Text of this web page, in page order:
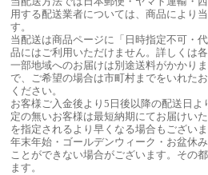
用する配送業者については、商品により
す。
当配送は商品ページに「日時指定不可・
品にはご利用いただけません。詳しくは
一部地域へのお届けは別途送料がかかり
で、ご希望の場合は市町村までをいれた
ください。
お客様ご入金後より5日後以降の配送日
定の無いお客様は最短納期にてお届けい
を指定されるより早くなる場合もございま
年末年始・ゴールデンウィーク・お盆休
ことができない場合がございます。その
ます。